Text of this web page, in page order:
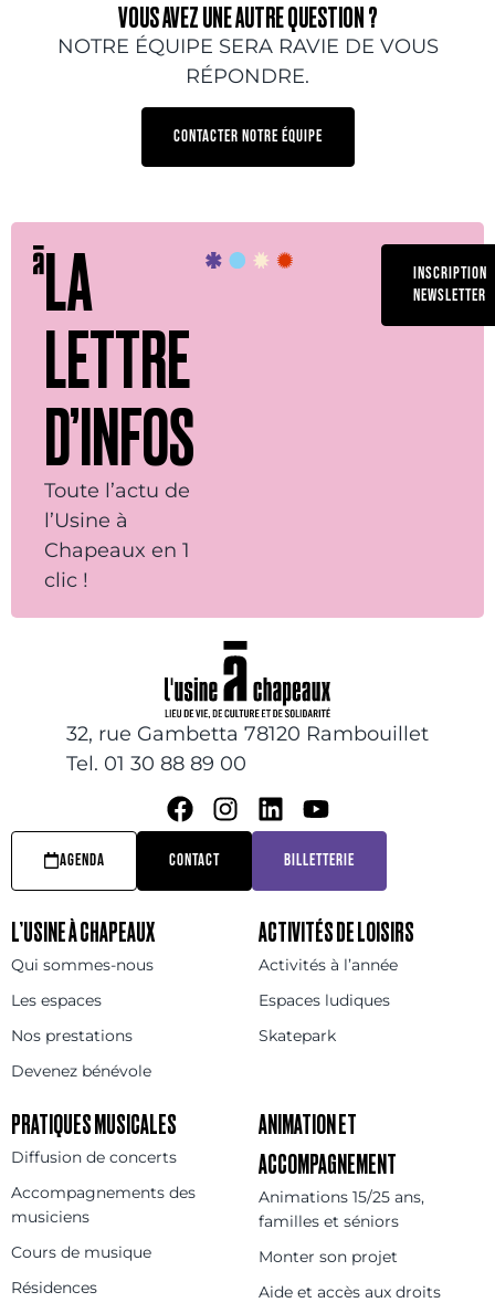
VOUS AVEZ UNE AUTRE QUESTION ?
NOTRE ÉQUIPE SERA RAVIE DE VOUS
RÉPONDRE.
CONTACTER NOTRE ÉQUIPE
LA
LETTRE
D’INFOS
Toute l’actu de
l’Usine à
Chapeaux en 1
clic !
INSCRIPTION
NEWSLETTER
32, rue Gambetta 78120 Rambouillet
Tel. 01 30 88 89 00
AGENDA CONTACT BILLETTERIE
L’USINE À CHAPEAUX
Qui sommes-nous
Les espaces
Nos prestations
Devenez bénévole
ACTIVITÉS DE LOISIRS
Activités à l’année
Espaces ludiques
Skatepark
PRATIQUES MUSICALES
Diffusion de concerts
Accompagnements des
musiciens
Cours de musique
Résidences
ANIMATION ET
ACCOMPAGNEMENT
Animations 15/25 ans,
familles et séniors
Monter son projet
Aide et accès aux droits